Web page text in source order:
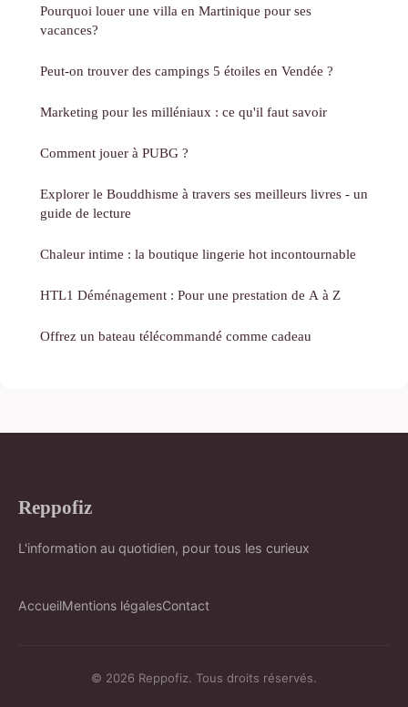
Pourquoi louer une villa en Martinique pour ses
vacances?
Peut-on trouver des campings 5 étoiles en Vendée ?
Marketing pour les milléniaux : ce qu'il faut savoir
Comment jouer à PUBG ?
Explorer le Bouddhisme à travers ses meilleurs livres - un
guide de lecture
Chaleur intime : la boutique lingerie hot incontournable
HTL1 Déménagement : Pour une prestation de A à Z
Offrez un bateau télécommandé comme cadeau
Reppofiz
L'information au quotidien, pour tous les curieux
AccueilMentions légalesContact
© 2026 Reppofiz. Tous droits réservés.